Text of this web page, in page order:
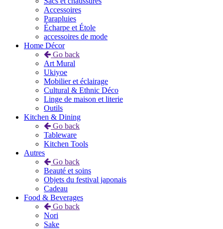
Accessoires
Parapluies
Écharpe et Étole
accessoires de mode
Home Décor
Go back
Art Mural
Ukiyoe
Mobilier et éclairage
Cultural & Ethnic Déco
Linge de maison et literie
Outils
Kitchen & Dining
Go back
Tableware
Kitchen Tools
Autres
Go back
Beauté et soins
Objets du festival japonais
Cadeau
Food & Beverages
Go back
Nori
Sake